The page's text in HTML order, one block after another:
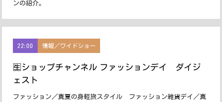
ンの紹介。
22:00 情報／ワイドショー
🈢ショップチャンネル ファッションデイ ダイジ
ェスト
ファッション／真夏の身軽旅スタイル ファッション雑貨デイ／真